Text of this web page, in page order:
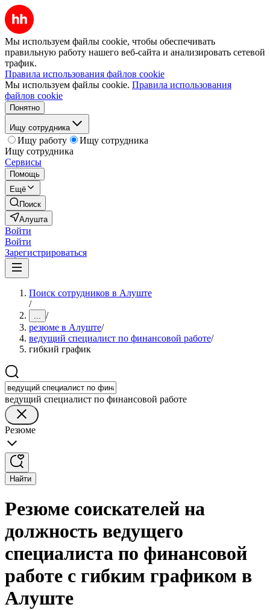
Мы используем файлы cookie, чтобы обеспечивать
правильную работу нашего веб-сайта и анализировать сетевой
трафик.
Правила использования файлов cookie
Мы используем файлы cookie. Правила использования
файлов cookie
Понятно
Ищу сотрудника
Ищу работу
Ищу сотрудника
Ищу сотрудника
Сервисы
Помощь
Ещё
Поиск
Алушта
Войти
Войти
Зарегистрироваться
Поиск сотрудников в Алуште
/
... /
резюме в Алуште/
ведущий специалист по финансовой работе/
гибкий график
ведущий специалист по финансовой работе
Резюме
Найти
Резюме соискателей на
должность ведущего
специалиста по финансовой
работе с гибким графиком в
Алуште